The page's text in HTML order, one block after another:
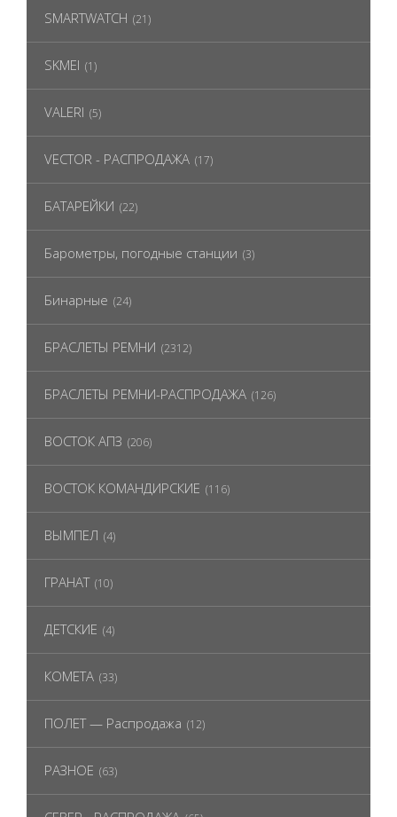
SMARTWATCH (21)
SKMEI (1)
VALERI (5)
VECTOR - РАСПРОДАЖА (17)
БАТАРЕЙКИ (22)
Барометры, погодные станции (3)
Бинарные (24)
БРАСЛЕТЫ РЕМНИ (2312)
БРАСЛЕТЫ РЕМНИ-РАСПРОДАЖА (126)
ВОСТОК АПЗ (206)
ВОСТОК КОМАНДИРСКИЕ (116)
ВЫМПЕЛ (4)
ГРАНАТ (10)
ДЕТСКИЕ (4)
КОМЕТА (33)
ПОЛЕТ — Распродажа (12)
РАЗНОЕ (63)